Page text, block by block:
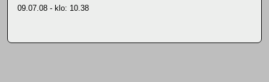
09.07.08 - klo: 10.38